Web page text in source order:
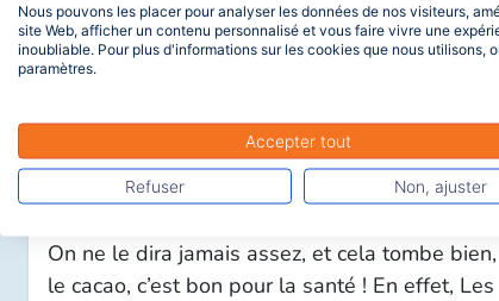
Actualité
Cacao et fruits secs, bons pour le
cerveau et la santé
On ne le dira jamais assez, et cela tombe bien,
le cacao, c’est bon pour la santé ! En effet, Les
Nous pouvons les placer pour analyser les données de nos visiteurs,
site Web, afficher un contenu personnalisé et vous faire vivre une
inoubliable. Pour plus d'informations sur les cookies que nous utilisons,
paramètres.
Accepter tout
Refuser Non, ajuster